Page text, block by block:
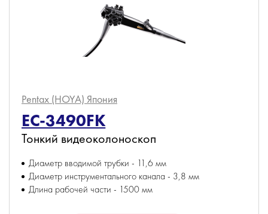
Pentax (HOYA) Япония
EC-3490FK
Тонкий видеоколоноскоп
Диаметр вводимой трубки - 11,6 мм
Диаметр инструментального канала - 3,8 мм
Длина рабочей части - 1500 мм